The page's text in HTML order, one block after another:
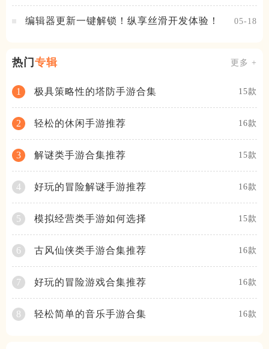
编辑器更新一键解锁！纵享丝滑开发体验！ 05-18
热门 专辑 更多 +
1 极具策略性的塔防手游合集 15款
2 轻松的休闲手游推荐 16款
3 解谜类手游合集推荐 15款
4 好玩的冒险解谜手游推荐 16款
5 模拟经营类手游如何选择 15款
6 古风仙侠类手游合集推荐 16款
7 好玩的冒险游戏合集推荐 16款
8 轻松简单的音乐手游合集 16款